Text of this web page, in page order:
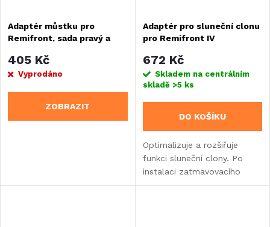
Adaptér můstku pro
Remifront, sada pravý a
405 Kč
Vyprodáno
ZOBRAZIT
Adaptér pro sluneční clonu
pro Remifront IV
672 Kč
Skladem na centrálním
skladě >5 ks
DO KOŠÍKU
Optimalizuje a rozšiřuje
funkci sluneční clony. Po
instalaci zatmavovacího
systému REMIS ji lze pomocí